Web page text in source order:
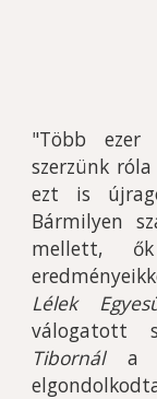
"Több
szerzünk
ezt is
Bármilyen
mellett,
Lélek
válogatott
Tibornála